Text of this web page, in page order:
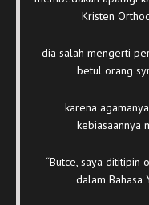
Kristen
dia salah mengerti
betul orang
karena
kebiasaannya
“Butce, saya dititipin
dalam Bahasa